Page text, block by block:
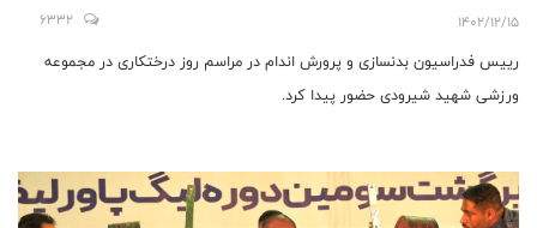
1402/12/15
6332
رییس فدراسیون بدنسازی و پرورش اندام در مراسم روز درختکاری در مجموعه
ورزشی شهید شیرودی حضور پیدا کرد.